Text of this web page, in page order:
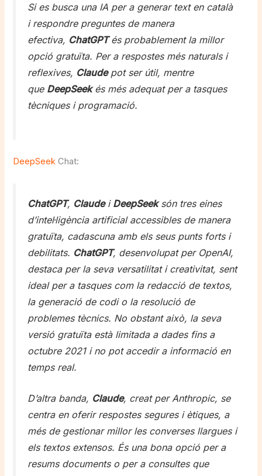
Si es busca una IA per a generar text en català
i respondre preguntes de manera
efectiva, ChatGPTés probablement la millor
opció gratuïta. Per a respostes més naturals i
reflexives, Claudepot ser útil, mentre
que DeepSeekés més adequat per a tasques
tècniques i programació.
DeepSeek Chat:
ChatGPT, Claudei DeepSeeksón tres eines
d’intel·ligència artificial accessibles de manera
gratuïta, cadascuna amb els seus punts forts i
debilitats. ChatGPT, desenvolupat per OpenAI,
destaca per la seva versatilitat i creativitat, sent
ideal per a tasques com la redacció de textos,
la generació de codi o la resolució de
problemes tècnics. No obstant això, la seva
versió gratuïta està limitada a dades fins a
octubre 2021 i no pot accedir a informació en
temps real.
D’altra banda, Claude, creat per Anthropic, se
centra en oferir respostes segures i ètiques, a
més de gestionar millor les converses llargues i
els textos extensos. És una bona opció per a
resums documents o per a consultes que